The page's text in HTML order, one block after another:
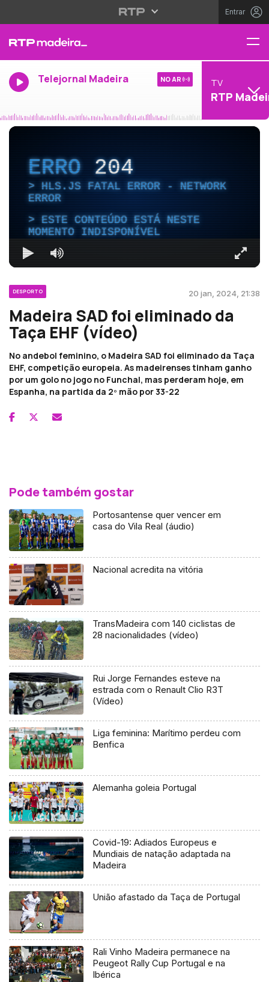
Entrar
Telejornal Madeira NO AR TV
RTP
ERRO204
HLS.JS FATAL ERROR - NETWORK
ERROR
ESTE CONTEÚDO ESTÁ NESTE
MOMENTO INDISPONÍVEL
DESPORTO 20 jan, 2024, 21:38
Madeira SAD foi eliminado da
Taça EHF (vídeo)
No andebol feminino, o Madeira SAD foi eliminado da Taça
EHF, competição europeia. As madeirenses tinham ganho
por um golo no jogo no Funchal, mas perderam hoje, em
Espanha, na partida da 2º mão por 33-22
Pode também gostar
Portosantense quer vencer em
casa do Vila Real (áudio)
Nacional acredita na vitória
TransMadeira com 140 ciclistas de
28 nacionalidades (vídeo)
Rui Jorge Fernandes esteve na
estrada com o Renault Clio R3T
(Vídeo)
Liga feminina: Marítimo perdeu com
Benfica
Alemanha goleia Portugal
Covid-19: Adiados Europeus e
Mundiais de natação adaptada na
Madeira
União afastado da Taça de Portugal
Rali Vinho Madeira permanece na
Peugeot Rally Cup Portugal e na
Ibérica